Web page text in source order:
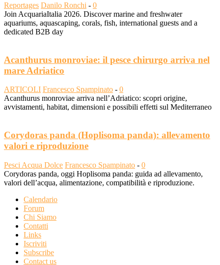
Reportages Danilo Ronchi - 0
Join AcquariaItalia 2026. Discover marine and freshwater
aquariums, aquascaping, corals, fish, international guests and a
dedicated B2B day
Acanthurus monroviae: il pesce chirurgo arriva nel
mare Adriatico
ARTICOLI Francesco Spampinato - 0
Acanthurus monroviae arriva nell’Adriatico: scopri origine,
avvistamenti, habitat, dimensioni e possibili effetti sul Mediterraneo
Corydoras panda (Hoplisoma panda): allevamento
valori e riproduzione
Pesci Acqua Dolce Francesco Spampinato - 0
Corydoras panda, oggi Hoplisoma panda: guida ad allevamento,
valori dell’acqua, alimentazione, compatibilità e riproduzione.
Calendario
Forum
Chi Siamo
Contatti
Links
Iscriviti
Subscribe
Contact us